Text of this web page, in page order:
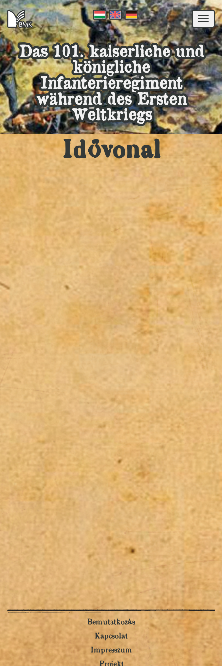
Das 101. kaiserliche und
königliche
Infanterieregiment
während des Ersten
Weltkriegs
Idővonal
Bemutatkozás
Kapcsolat
Impresszum